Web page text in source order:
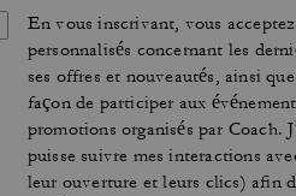
En vous inscrivant, vous
personnalisés concernant les
ses offres et nouveautés, ainsi
façon de participer aux
promotions organisés par Coach.
puisse suivre mes interactions
leur ouverture et leurs clics) afin